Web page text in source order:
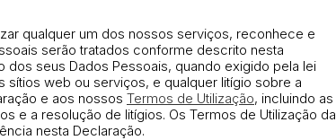
qualquer um dos nossos serviços, reconhece e
serão tratados conforme descrito nesta
dos seus Dados Pessoais, quando exigido pela lei
sítios web ou serviços, e qualquer litígio sobre a
e aos nossos Termos de Utilização, incluindo as
e a resolução de litígios. Os Termos de Utilização da
nesta Declaração.